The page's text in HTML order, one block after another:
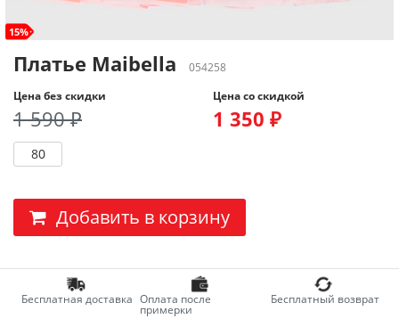
15%
Платье Maibella
054258
Цена без скидки
1 590 ₽
Цена со скидкой
1 350 ₽
80
Добавить в корзину
Бесплатная доставка Оплата после
примерки
Бесплатный возврат